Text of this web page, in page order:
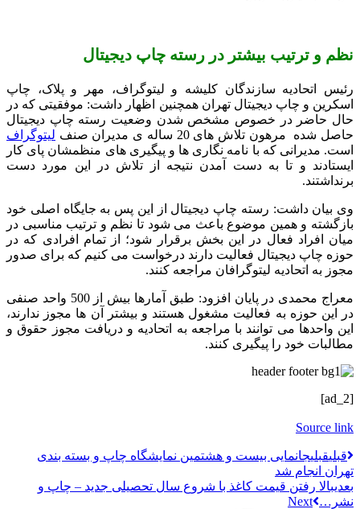
نظم و ترتیب بیشتر در رسته چاپ دیجیتال
رئیس اتحادیه سازندگان کلیشه و لیتوگراف، مهر و پلاک، چاپ
اسکرین و چاپ دیجیتال تهران همچنین اظهار داشت: موفقیتی که در
حال حاضر در خصوص مشخص شدن وضعیت رسته چاپ دیجیتال
حاصل شده مرهون تلاش های 20 ساله ی مدیران صنف
لیتوگراف
است. مدیرانی که با نامه نگاری ها و پیگیری های منظمشان پای کار
ایستادند و تا به دست آمدن نتیجه از تلاش در این مورد دست
برنداشتند.
وی بیان داشت: رسته چاپ دیجیتال از این پس به جایگاه اصلی خود
بازگشته و همین موضوع باعث می شود تا نظم و ترتیب مناسبی در
میان افراد فعال در این بخش برقرار شود؛ از تمام افرادی که در
حوزه چاپ دیجیتال فعالیت دارند درخواست می‌ کنیم که برای صدور
مجوز به اتحادیه لیتوگرافان مراجعه کنند.
معراج محمدی در پایان افزود: طبق آمارها بیش از 500 واحد صنفی
در این حوزه به فعالیت مشغول هستند و بیشتر آن ها مجوز ندارند،
این واحدها می توانند با مراجعه به اتحادیه و دریافت مجوز حقوق و
مطالبات خود را پیگیری کنند.
[ad_2]
Source link
قبليقبلیجانمایی بیست و هشتمین نمایشگاه چاپ و بسته بندی
تهران انجام شد
بعدیبالا رفتن قیمت کاغذ با شروع سال تحصیلی جدید – چاپ و
نشر…